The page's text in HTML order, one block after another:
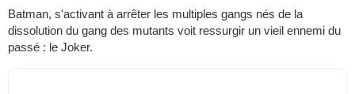
Batman, s'activant à arrêter les multiples gangs nés de la
dissolution du gang des mutants voit ressurgir un vieil ennemi du
passé : le Joker.